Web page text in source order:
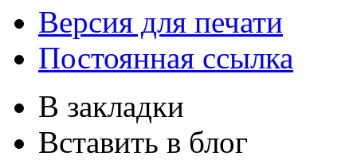
Версия для печати
Постоянная ссылка
В закладки
Вставить в блог